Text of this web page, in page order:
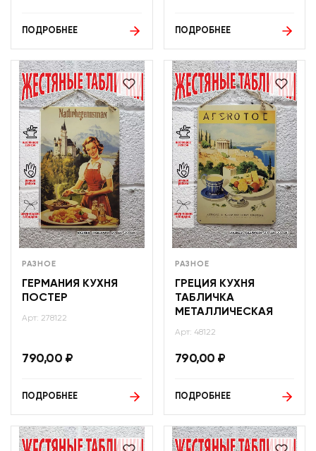
ПОДРОБНЕЕ ПОДРОБНЕЕ
РАЗНОЕ
ГЕРМАНИЯ КУХНЯ
ПОСТЕР
Арт: 278122
790,00 ₽
ПОДРОБНЕЕ
РАЗНОЕ
ГРЕЦИЯ КУХНЯ
ТАБЛИЧКА
МЕТАЛЛИЧЕСКАЯ
Арт: 48122
790,00 ₽
ПОДРОБНЕЕ